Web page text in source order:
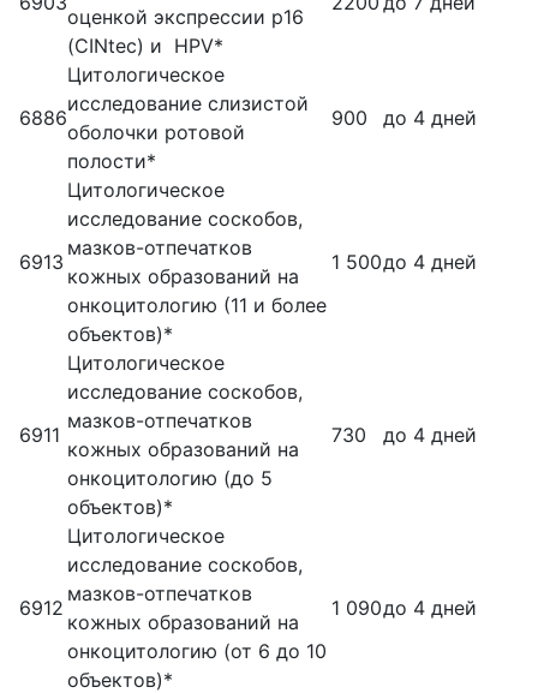
оценкой экспрессии p16
(CINtec) и HPV*
6886
Цитологическое
исследование слизистой
оболочки ротовой
полости*
900 до 4 дней
6913
Цитологическое
исследование соскобов,
мазков-отпечатков
кожных образований на
онкоцитологию (11 и более
объектов)*
1 500до 4 дней
6911
Цитологическое
исследование соскобов,
мазков-отпечатков
кожных образований на
онкоцитологию (до 5
объектов)*
730 до 4 дней
6912
Цитологическое
исследование соскобов,
мазков-отпечатков
кожных образований на
онкоцитологию (от 6 до 10
объектов)*
1 090до 4 дней